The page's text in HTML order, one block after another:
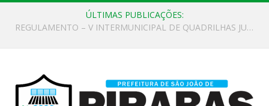
ÚLTIMAS PUBLICAÇÕES:
EDITAL DE CHAMAMENTO PÚBLICO Nº 02/2026